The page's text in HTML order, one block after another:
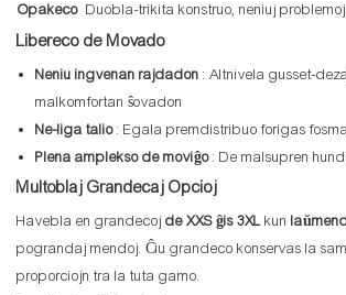
Opakeco Duobla-trikita konstruo, neniuj
Libereco de Movado
Neniu ingvenan rajdadon : Altnivela gusset-
malkomfortan ŝovadon
Ne-liga talio: Egala premdistribuo forigas
Plena amplekso de moviĝo: De malsupren
Multoblaj Grandecaj Opcioj
Havebla en grandecoj de XXS ĝis 3XLkun
pograndaj mendoj. Ĉiu grandeco konservas la
proporciojn tra la tuta gamo.